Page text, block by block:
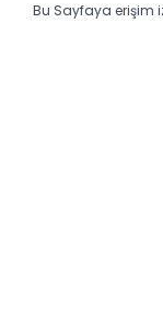
Bu Sayfaya erişim